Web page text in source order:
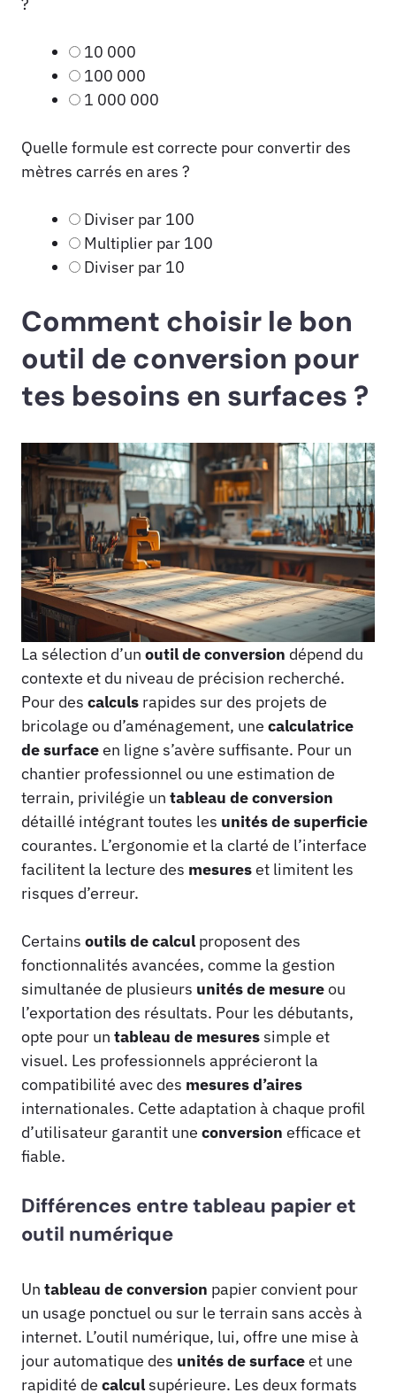
10 000
100 000
1 000 000
Quelle formule est correcte pour convertir des
mètres carrés en ares ?
Diviser par 100
Multiplier par 100
Diviser par 10
Comment choisir le bon
outil de conversion pour
tes besoins en surfaces ?
La sélection d’un outil de conversion dépend du
contexte et du niveau de précision recherché.
Pour des calculs rapides sur des projets de
bricolage ou d’aménagement, une calculatrice
de surfaceen ligne s’avère suffisante. Pour un
chantier professionnel ou une estimation de
terrain, privilégie un tableau de conversion
détaillé intégrant toutes les unités de superficie
courantes. L’ergonomie et la clarté de l’interface
facilitent la lecture des mesureset limitent les
risques d’erreur.
Certains outils de calcul proposent des
fonctionnalités avancées, comme la gestion
simultanée de plusieurs unités de mesureou
l’exportation des résultats. Pour les débutants,
opte pour un tableau de mesuressimple et
visuel. Les professionnels apprécieront la
compatibilité avec des mesures d’aires
internationales. Cette adaptation à chaque profil
d’utilisateur garantit une conversion efficace et
fiable.
Différences entre tableau papier et
outil numérique
Un tableau de conversion papier convient pour
un usage ponctuel ou sur le terrain sans accès à
internet. L’outil numérique, lui, offre une mise à
jour automatique des unités de surfaceet une
rapidité de calculsupérieure. Les deux formats